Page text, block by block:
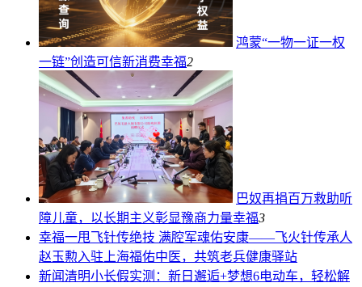
鸿蒙“一物一证一权
一链”创造可信新消费幸福2
巴奴再捐百万救助听
障儿童，以长期主义彰显豫商力量幸福3
幸福一甩飞针传绝技 满腔军魂佑安康——飞火针传承人
赵玉勲入驻上海福佑中医，共筑老兵健康驿站
新闻清明小长假实测：新日邂逅+梦想6电动车，轻松解